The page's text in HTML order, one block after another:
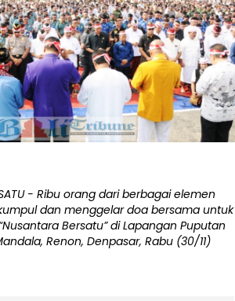
- Ribu orang dari berbagai elemen
dan menggelar doa bersama untuk
Bersatu” di Lapangan Puputan
Renon, Denpasar, Rabu (30/11)